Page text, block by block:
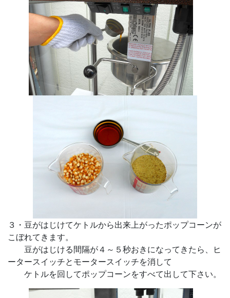
３・豆がはじけてケトルから出来上がったポップコーンが
こぼれてきます。
豆がはじける間隔が４～５秒おきになってきたら、ヒ
ータースイッチとモータースイッチを消して
ケトルを回してポップコーンをすべて出して下さい。